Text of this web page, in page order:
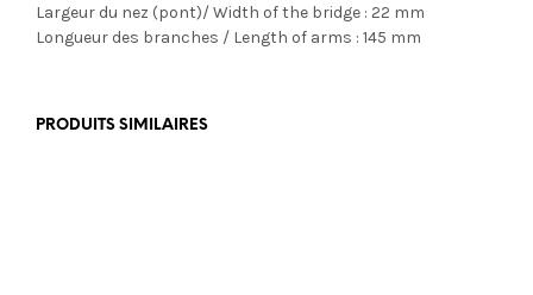
Largeur du nez (pont)/ Width of the bridge : 22 mm
Longueur des branches / Length of arms : 145 mm
PRODUITS SIMILAIRES